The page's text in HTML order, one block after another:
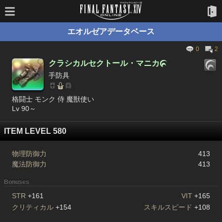
エオルゼアデータベース
0 2
クラシカルセクトール・マニカ
手防具
格闘士 モンク 侍 魔獣使い
Lv 90～
ITEM LEVEL 580
物理防御力
413
魔法防御力
413
Bonuses
STR +161 VIT +165
クリティカル +154 スキルスピード +108